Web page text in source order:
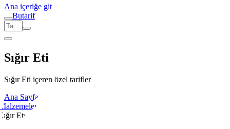
Ana içeriğe git
Butarif
Sığır Eti
Sığır Eti içeren özel tarifler
Ana Sayfa
Eti